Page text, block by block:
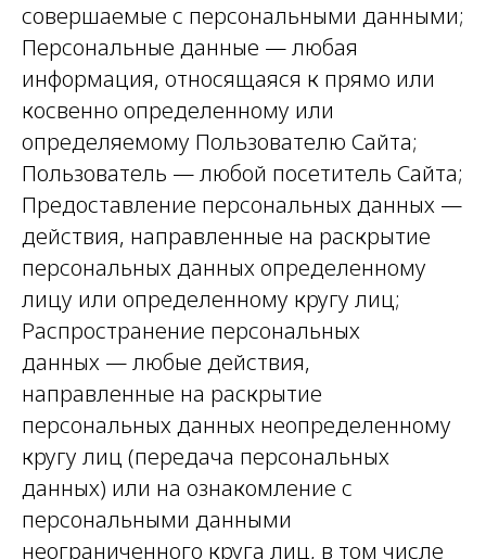
совершаемые с персональными данными;
Персональные данные — любая
информация, относящаяся к прямо или
косвенно определенному или
определяемому Пользователю Сайта;
Пользователь — любой посетитель Сайта;
Предоставление персональных данных —
действия, направленные на раскрытие
персональных данных определенному
лицу или определенному кругу лиц;
Распространение персональных
данных — любые действия,
направленные на раскрытие
персональных данных неопределенному
кругу лиц (передача персональных
данных) или на ознакомление с
персональными данными
неограниченного круга лиц, в том числе